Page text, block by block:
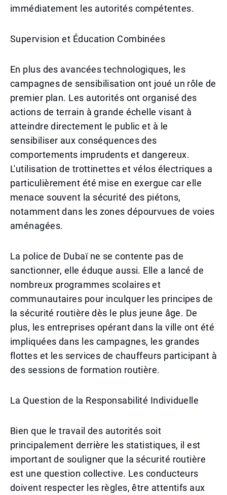
immédiatement les autorités compétentes.
Supervision et Éducation Combinées
En plus des avancées technologiques, les
campagnes de sensibilisation ont joué un rôle de
premier plan. Les autorités ont organisé des
actions de terrain à grande échelle visant à
atteindre directement le public et à le
sensibiliser aux conséquences des
comportements imprudents et dangereux.
L'utilisation de trottinettes et vélos électriques a
particulièrement été mise en exergue car elle
menace souvent la sécurité des piétons,
notamment dans les zones dépourvues de voies
aménagées.
La police de Dubaï ne se contente pas de
sanctionner, elle éduque aussi. Elle a lancé de
nombreux programmes scolaires et
communautaires pour inculquer les principes de
la sécurité routière dès le plus jeune âge. De
plus, les entreprises opérant dans la ville ont été
impliquées dans les campagnes, les grandes
flottes et les services de chauffeurs participant à
des sessions de formation routière.
La Question de la Responsabilité Individuelle
Bien que le travail des autorités soit
principalement derrière les statistiques, il est
important de souligner que la sécurité routière
est une question collective. Les conducteurs
doivent respecter les règles, être attentifs aux